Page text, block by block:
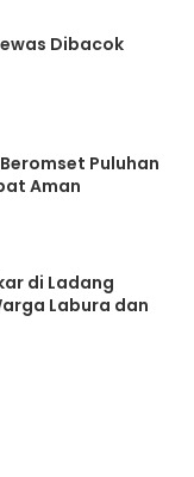
Dibacok
Puluhan
Aman
di Ladang
Labura dan